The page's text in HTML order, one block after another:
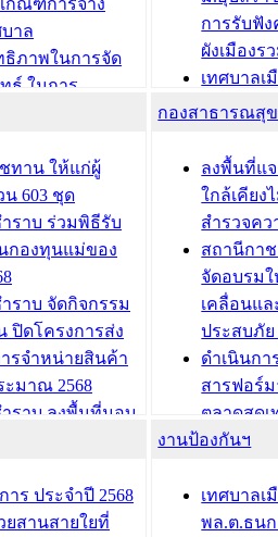
ประเมินผลการ
นัก/กอง/
กเล็ก/สถานธนา
าล
ธิภาพในการจัด
ธ์ ในการ
ด้ ประจำปี พ.ศ.
ราบ ร่วมการ
นานาชาติและ
รรมท้องถิ่น 2568
ยดีเด่นจาก
ะเบียนภาษีป้าย
าณิชย์ บริเวณ
ประทุมเทพภักดี
การรับฟั
ผังเมืองร
เทศบาลเ
โครงการ
เทศบาล
รับฟังคว
ผังเมือง
วารินชำ
เทศบาล
ซักซ้อมแ
ประโยช
บทความ อื่นๆ ...
ทาน ให้แก่ผู้
603 ชุด
ราบ ร่วมพิธีรับ
กองทุนแม่ของ
ราบ จัดกิจกรรม
ปิดโครงการส่ง
รจำหน่ายสินค้า
มาณ 2568
ำราบ ลงพื้นที่มอบ
ศูนย์พักพิง
ทศบาลเมือง
การอบรมอาชีพ
กองสาธารณสุ
ลงพื้นที่แ
ใกล้เคียง
สำรวจค
สถานีกา
จัดอบรม
เคลื่อนแ
ประสบภั
ดำเนินกา
สารฟอร์
ตลาดสดเ
วารินชำร
ถนนแก่เ
เด็กเล็ก
ร ประจำปี 2568
ยสานสายใยที่
งานป้องกันฯ
เทศบาลเ
พล.ต.ธน